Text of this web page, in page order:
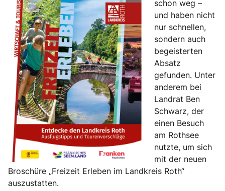
schon weg –
und haben nicht
nur schnellen,
sondern auch
begeisterten
Absatz
gefunden. Unter
anderem bei
Landrat Ben
Schwarz, der
einen Besuch
am Rothsee
nutzte, um sich
mit der neuen
Broschüre „Freizeit Erleben im Landkreis Roth“
auszustatten.